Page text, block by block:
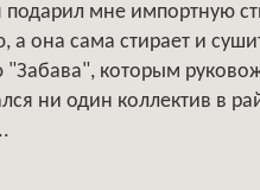
мне импортную
а она сама стирает и
которым
ни один коллектив в